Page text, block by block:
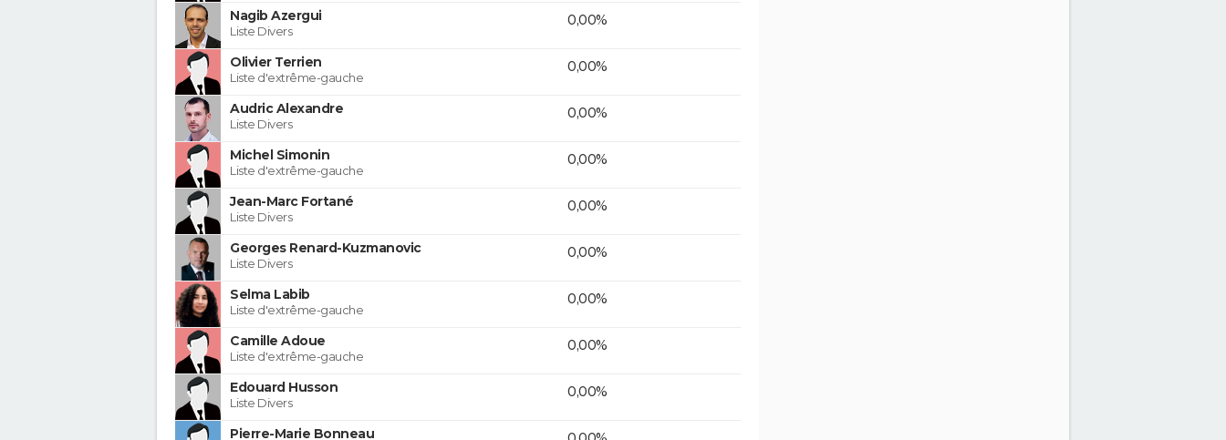
Nagib Azergui
Liste Divers
0,00%
Olivier Terrien
Liste d'extrême-gauche
0,00%
Audric Alexandre
Liste Divers
0,00%
Michel Simonin
Liste d'extrême-gauche
0,00%
Jean-Marc Fortané
Liste Divers
0,00%
Georges Renard-Kuzmanovic
Liste Divers
0,00%
Selma Labib
Liste d'extrême-gauche
0,00%
Camille Adoue
Liste d'extrême-gauche
0,00%
Edouard Husson
Liste Divers
0,00%
Pierre-Marie Bonneau